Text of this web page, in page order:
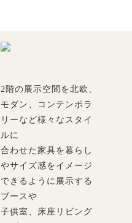
2階の展示空間を北欧、
モダン、コンテンポラ
リーなど様々なスタイ
ルに
合わせた家具を暮らし
やサイズ感をイメージ
できるように展示する
ブースや
子供室、床座リビング